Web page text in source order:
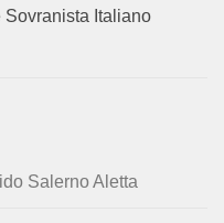
Sovranista Italiano
Salerno Aletta